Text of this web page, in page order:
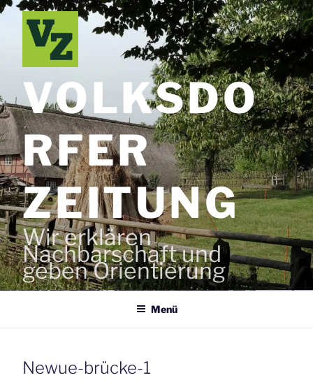
Zum
Inhalt
springen
VOLKSDO
RFER
ZEITUNG
Wir erklären
Nachbarschaft und
geben Orientierung
Menü
Newue-brücke-1